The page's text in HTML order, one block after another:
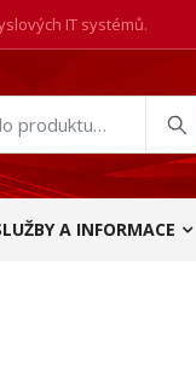
IT systémů.
A INFORMACE